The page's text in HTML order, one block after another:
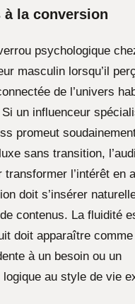
à la conversion
psychologique
masculin lorsqu’il
de l’univers
un influenceur
promeut
sans transition,
transformer l’intérêt en
doit s’insérer
contenus. La fluidité
doit apparaître comme
à un besoin ou un
au style de vie